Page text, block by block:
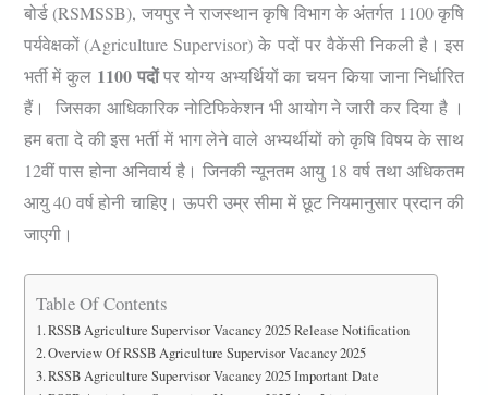
बोर्ड (RSMSSB), जयपुर ने राजस्थान कृषि विभाग के अंतर्गत 1100 कृषि
पर्यवेक्षकों (Agriculture Supervisor) के पदों पर वैकेंसी निकली है। इस
भर्ती में कुल 1100 पदोंपर योग्य अभ्यर्थियों का चयन किया जाना निर्धारित
हैं। जिसका आधिकारिक नोटिफिकेशन भी आयोग ने जारी कर दिया है ।
हम बता दे की इस भर्ती में भाग लेने वाले अभ्यर्थीयों को कृषि विषय के साथ
12वीं पास होना अनिवार्य है। जिनकी न्यूनतम आयु 18 वर्ष तथा अधिकतम
आयु 40 वर्ष होनी चाहिए। ऊपरी उम्र सीमा में छूट नियमानुसार प्रदान की
जाएगी।
Table Of Contents
RSSB Agriculture Supervisor Vacancy 2025 Release Notification
Overview Of RSSB Agriculture Supervisor Vacancy 2025
RSSB Agriculture Supervisor Vacancy 2025 Important Date